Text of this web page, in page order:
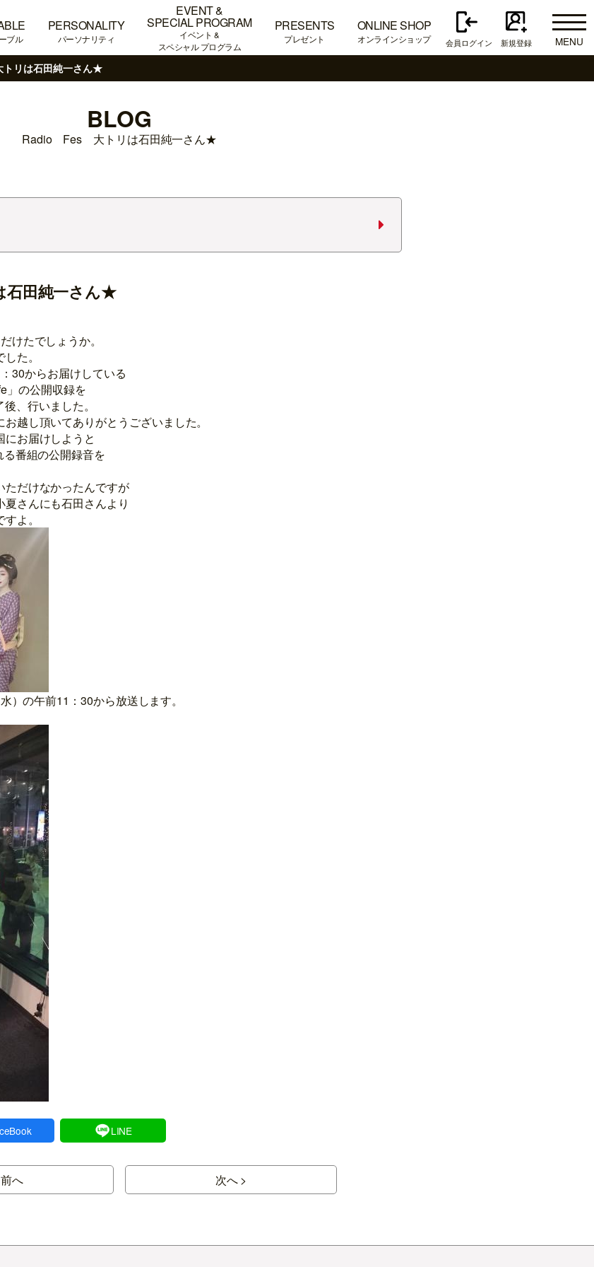
ブル
PERSONALITY
パーソナリティ
EVENT &
SPECIAL PROGRAM
イベント &
スペシャル プログラム
PRESENTS
プレゼント
ONLINE SHOP
オンラインショップ 会員ログイン 新規登録
MENU
リは石田純一さん★
BLOG
Radio Fes 大トリは石田純一さん★
田純一さん★
けたでしょうか。
た。
30からお届けしている
の公開収録を
、行いました。
越し頂いてありがとうございました。
お届けしようと
番組の公開録音を
だけなかったんですが
さんにも石田さんより
よ。
）の午前11：30から放送します。
LINE
へ 次へ >